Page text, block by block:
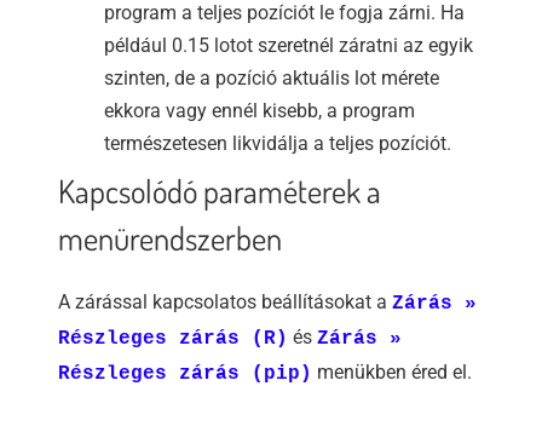
program a teljes pozíciót le fogja zárni. Ha
például 0.15 lotot szeretnél záratni az egyik
szinten, de a pozíció aktuális lot mérete
ekkora vagy ennél kisebb, a program
természetesen likvidálja a teljes pozíciót.
Kapcsolódó paraméterek a
menürendszerben
A zárással kapcsolatos beállításokat a Zárás »
Részleges zárás (R) és Zárás »
Részleges zárás (pip) menükben éred el.